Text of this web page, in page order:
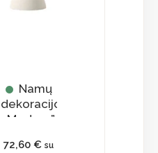
Namų
dekoracijos
„Modern”
72,60€ su